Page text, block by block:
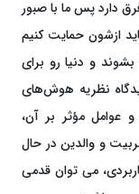
دارد پس ما با صبور
ازشون حمایت کنیم
و دنیا رو برای
نظریه هوش‌های
عوامل مؤثر بر آن،
و والدین در حال
می توان قدمی